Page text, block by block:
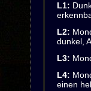
L1:
L2:
dunkel,
L3:
L4:
einen